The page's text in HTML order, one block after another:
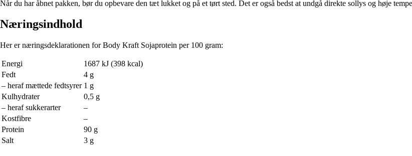
Når du har åbnet pakken, bør du opbevare den tæt lukket og på et tørt sted. Det er også bedst at undgå direkte sollys og høje
Næringsindhold
Her er næringsdeklarationen for Body Kraft Sojaprotein per 100 gram:
Energi
1687 kJ (398 kcal)
Fedt
4 g
– heraf mættede fedtsyrer 1 g
Kulhydrater
0,5 g
– heraf sukkerarter
–
Kostfibre
–
Protein
90 g
Salt
3 g